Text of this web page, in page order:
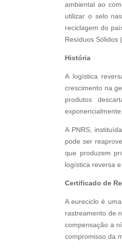
ambiental ao
utilizar o selo
reciclagem do
Resíduos Sólidos
História
A logística
crescimento na
produtos
A PNRS,
pode ser
que produzem
logística reversa
Certificado de
A eureciclo é
rastreamento de
compensação a
compromisso da